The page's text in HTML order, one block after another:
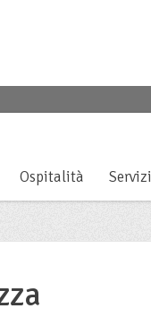
Ospitalità Servizi